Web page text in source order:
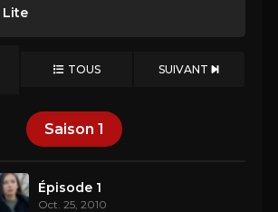
Lite
TOUS SUIVANT
Saison 1
Épisode 1
Oct. 25, 2010